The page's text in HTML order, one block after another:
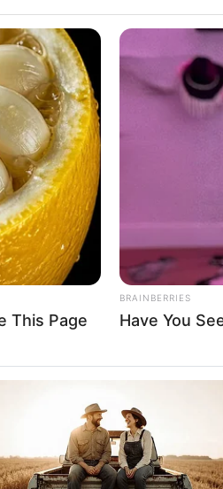
”, która zadebiutuje
została wyświetlona w trakcie
jak prezentuje się produkcja
(grający wampira Lestata de
wszystkim z „Gry o Tron”
Jacob
2”), jakoClaudia Chris Stacki
Soprano”). Showrunnerem serii
W Albuquerque pojawią się
tego roku
. Na całość
This Page
BRAINBERRIES
Have You